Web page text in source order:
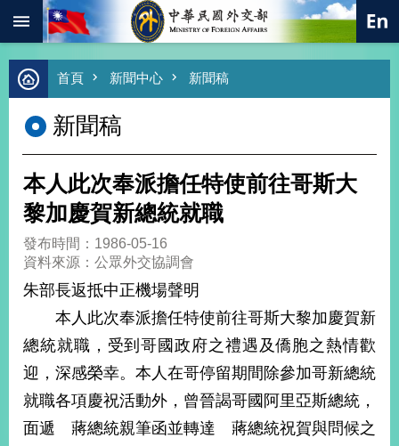
跳到主要內容區塊
進
階
尋
熱
總
合
外
交
值
外
交
經
濟
首頁 新聞中心 新聞稿
新聞稿
本人此次奉派擔任特使前往哥斯大
黎加慶賀新總統就職
發布時間：1986-05-16
資料來源：公眾外交協調會
朱部長返抵中正機場聲明
本人此次奉派擔任特使前往哥斯大黎加慶賀新
總統就職，受到哥國政府之禮遇及僑胞之熱情歡
迎，深感榮幸。本人在哥停留期間除參加哥新總統
就職各項慶祝活動外，曾晉謁哥國阿里亞斯總統，
面遞 蔣總統親筆函並轉達 蔣總統祝賀與問候之